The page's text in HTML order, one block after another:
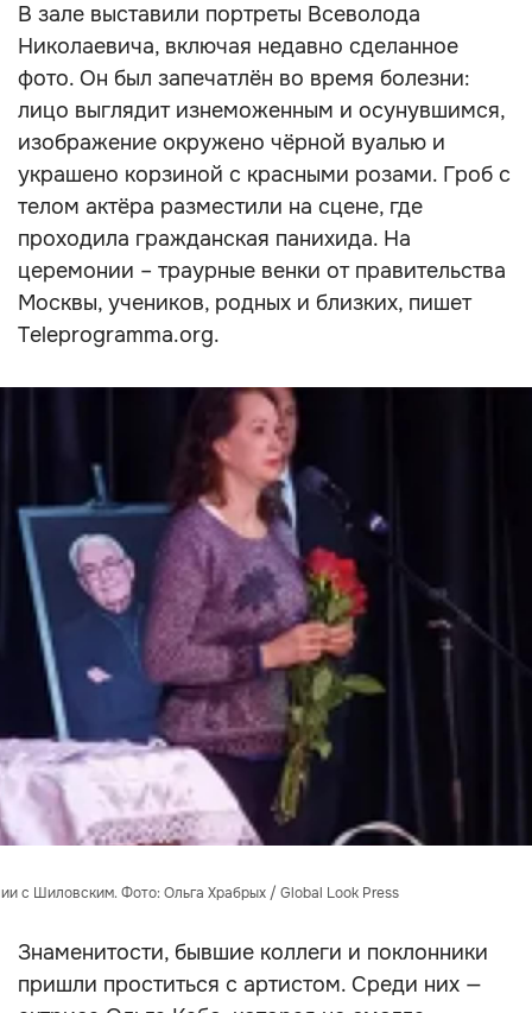
В зале выставили портреты Всеволода
Николаевича, включая недавно сделанное
фото. Он был запечатлён во время болезни:
лицо выглядит изнеможенным и осунувшимся,
изображение окружено чёрной вуалью и
украшено корзиной с красными розами. Гроб с
телом актёра разместили на сцене, где
проходила гражданская панихида. На
церемонии – траурные венки от правительства
Москвы, учеников, родных и близких, пишет
Teleprogramma.org.
с Шиловским. Фото: Ольга Храбрых / Global Look Press
Знаменитости, бывшие коллеги и поклонники
пришли проститься с артистом. Среди них —